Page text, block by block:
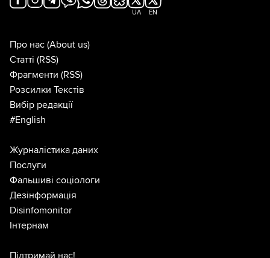
UA EN
Про нас (About us)
Статті (RSS)
Фрагменти (RSS)
Розсилки Текстів
Вибір редакції
#English
Журналістика даних
Послуги
Фальшиві соціологи
Дезінформація
Disinfomonitor
Інтернам